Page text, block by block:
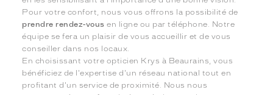
Pour votre confort, nous vous offrons la possibilité de
prendre rendez-vous en ligne ou par téléphone. Notre
équipe se fera un plaisir de vous accueillir et de vous
conseiller dans nos locaux.
En choisissant votre opticien Krys à Beaurains, vous
bénéficiez de l'expertise d'un réseau national tout en
profitant d'un service de proximité. Nous nous